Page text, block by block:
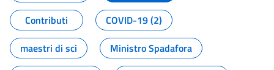
Contributi
COVID-19 (2)
maestri di sci
Ministro Spadafora